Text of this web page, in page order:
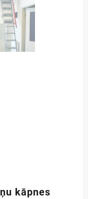
kāpnes